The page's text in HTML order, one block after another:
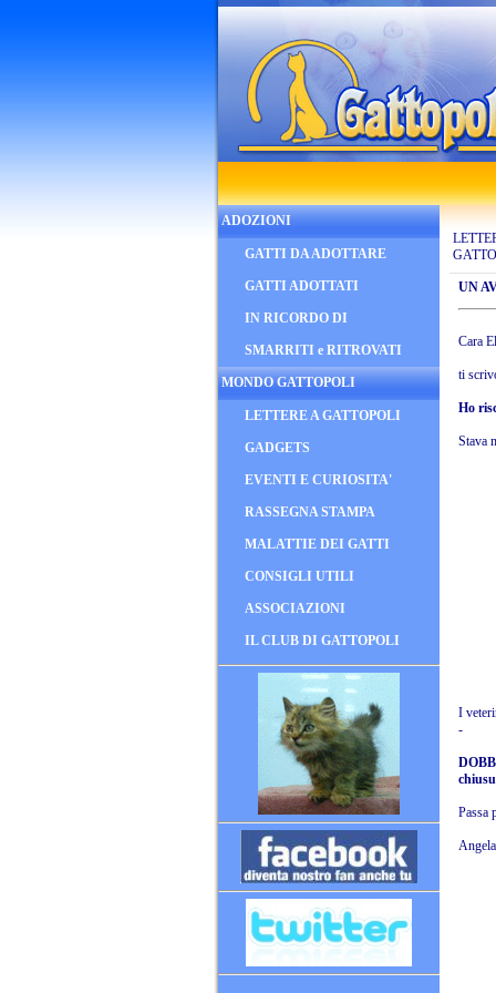
ADOZIONI
GATTI DA ADOTTARE
GATTI ADOTTATI
IN RICORDO DI
SMARRITI e RITROVATI
MONDO GATTOPOLI
LETTERE A GATTOPOLI
GADGETS
EVENTI E CURIOSITA'
RASSEGNA STAMPA
MALATTIE DEI GATTI
CONSIGLI UTILI
ASSOCIAZIONI
IL CLUB DI GATTOPOLI
UN
Cara
ti
Ho
Stava
I
-
Passa
Angela